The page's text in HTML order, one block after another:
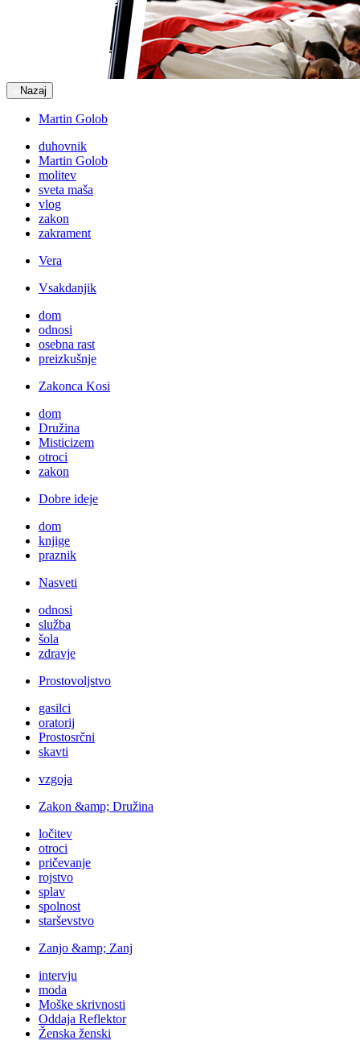
Nazaj
Martin Golob
duhovnik
Martin Golob
molitev
sveta maša
vlog
zakon
zakrament
Vera
Vsakdanjik
dom
odnosi
osebna rast
preizkušnje
Zakonca Kosi
dom
Družina
Misticizem
otroci
zakon
Dobre ideje
dom
knjige
praznik
Nasveti
odnosi
služba
šola
zdravje
Prostovoljstvo
gasilci
oratorij
Prostosrčni
skavti
vzgoja
Zakon &amp; Družina
ločitev
otroci
pričevanje
rojstvo
splav
spolnost
starševstvo
Zanjo &amp; Zanj
intervju
moda
Moške skrivnosti
Oddaja Reflektor
Ženska ženski